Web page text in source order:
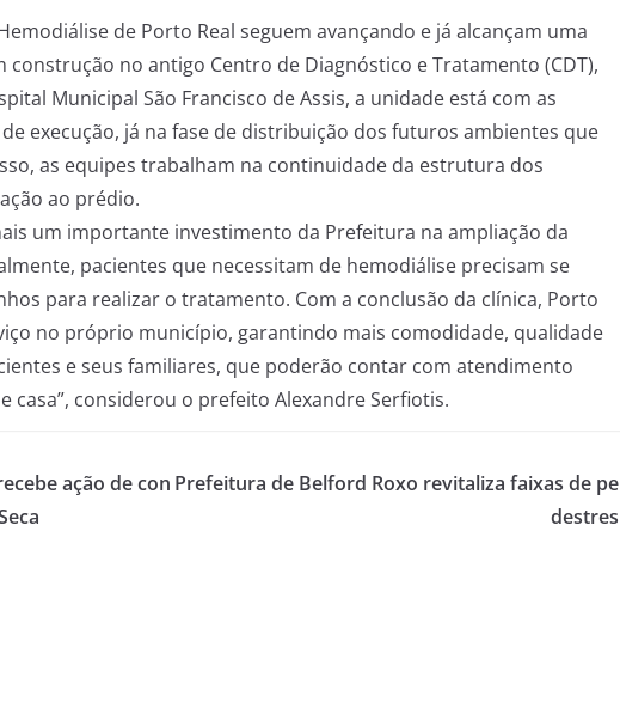
de Porto Real seguem avançando e já alcançam uma
construção no antigo Centro de Diagnóstico e Tratamento (CDT),
Municipal São Francisco de Assis, a unidade está com as
execução, já na fase de distribuição dos futuros ambientes que
as equipes trabalham na continuidade da estrutura dos
ao prédio.
um importante investimento da Prefeitura na ampliação da
pacientes que necessitam de hemodiálise precisam se
para realizar o tratamento. Com a conclusão da clínica, Porto
no próprio município, garantindo mais comodidade, qualidade
e seus familiares, que poderão contar com atendimento
casa”, considerou o prefeito Alexandre Serfiotis.
ação de con Prefeitura de Belford Roxo revitaliza faixas de pe
destres